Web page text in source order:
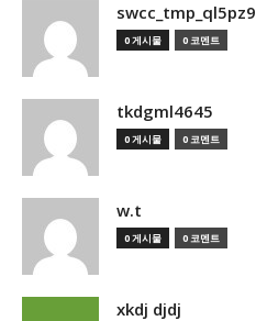
swcc_tmp_ql5pz9
0 게시물 0 코멘트
tkdgml4645
0 게시물 0 코멘트
w.t
0 게시물 0 코멘트
xkdj djdj